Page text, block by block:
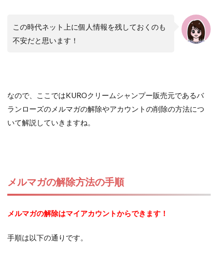
この時代ネット上に個人情報を残しておくのも
不安だと思います！
なので、ここではKUROクリームシャンプー販売元であるバ
ランローズのメルマガの解除やアカウントの削除の方法につ
いて解説していきますね。
メルマガの解除方法の手順
メルマガの解除はマイアカウントからできます！
手順は以下の通りです。